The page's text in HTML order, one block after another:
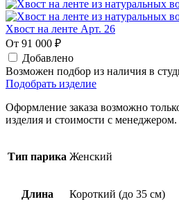
Хвост на ленте Арт. 26
От 91 000 ₽
Добавлено
Возможен подбор из наличия в
Подобрать изделие
Оформление заказа возможно
изделия и стоимости с менеджером.
Тип парика Женский
Длина Короткий (до 35 см)